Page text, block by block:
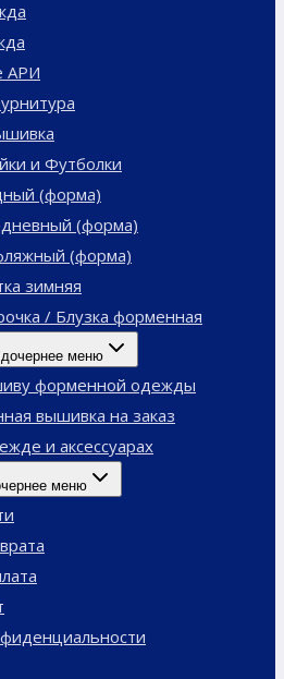
АРИ
и Футболки
(форма)
(форма)
(форма)
зимняя
/ Блузка форменная
меню
форменной одежды
вышивка на заказ
и аксессуарах
меню